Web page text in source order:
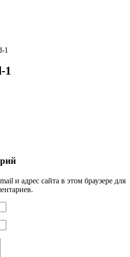
1
1
и адрес сайта в этом браузере для